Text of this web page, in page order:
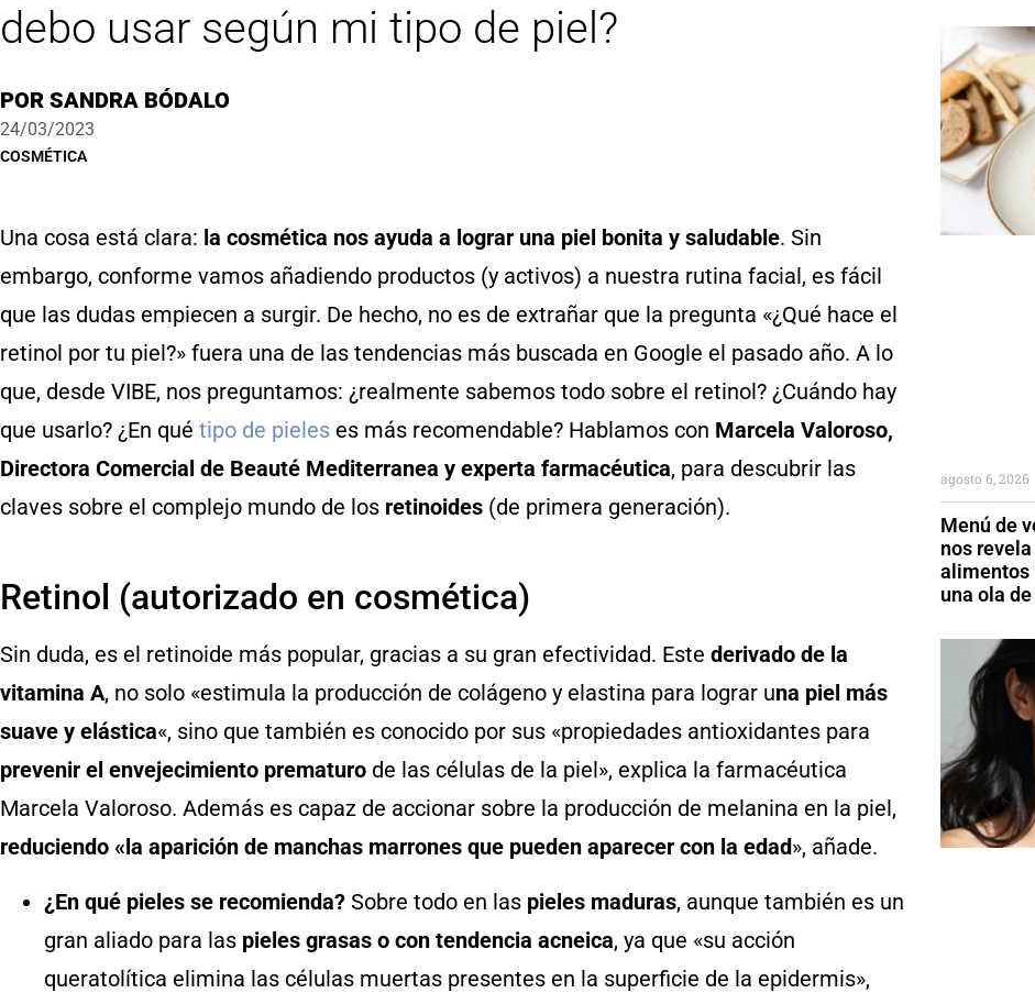
debo usar según mi tipo de piel?
POR SANDRA BÓDALO
24/03/2023
COSMÉTICA
Una cosa está clara: la cosmética nos ayuda a lograr una piel bonita y saludable. Sin
embargo, conforme vamos añadiendo productos (y activos) a nuestra rutina facial, es fácil
que las dudas empiecen a surgir. De hecho, no es de extrañar que la pregunta «¿Qué hace el
retinol por tu piel?» fuera una de las tendencias más buscada en Google el pasado año. A lo
que, desde VIBE, nos preguntamos: ¿realmente sabemos todo sobre el retinol? ¿Cuándo hay
que usarlo? ¿En qué tipo de pieles es más recomendable? Hablamos con Marcela Valoroso,
Directora Comercial de Beauté Mediterranea y experta farmacéutica, para descubrir las
claves sobre el complejo mundo de los retinoides (de primera generación).
Retinol (autorizado en cosmética)
Sin duda, es el retinoide más popular, gracias a su gran efectividad. Este derivado de la
vitamina A, no solo «estimula la producción de colágeno y elastina para lograr una piel más
suave y elástica«, sino que también es conocido por sus «propiedades antioxidantes para
prevenir el envejecimiento prematuro de las células de la piel», explica la farmacéutica
Marcela Valoroso. Además es capaz de accionar sobre la producción de melanina en la piel,
reduciendo «la aparición de manchas marrones que pueden aparecer con la edad», añade.
¿En qué pieles se recomienda? Sobre todo en las pieles maduras, aunque también es un
gran aliado para las pieles grasas o con tendencia acneica, ya que «su acción
queratolítica elimina las células muertas presentes en la superficie de la epidermis»,
Menú de
nos
alimentos
una ola
agosto 6, 2026